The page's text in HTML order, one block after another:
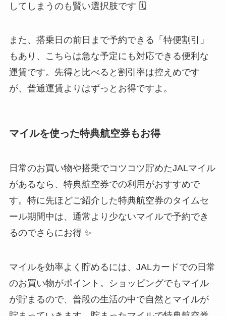
してしまうのも賢い選択肢です 🗓️
また、搭乗日の前日まで予約できる「特便割引」
もあり、こちらは急な予定にも対応できる便利な
運賃です。先得と比べると割引率は控えめです
が、普通運賃よりはずっとお得ですよ。
マイルを使った特典航空券もお得
日常のお買い物や搭乗でコツコツ貯めたJALマイル
があるなら、特典航空券での利用がおすすめで
す。特に先ほどご紹介した特典航空券のタイムセ
ール期間中は、通常より少ないマイルで予約でき
るのでさらにお得 ✨
マイルを効率よく貯めるには、JALカードでの日常
のお買い物がポイント。ショッピングでもマイル
が貯まるので、普段の生活の中で自然とマイルが